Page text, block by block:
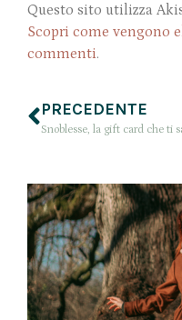
Questo sito utilizza
Scopri come vengono
commenti.
PRECEDENTE